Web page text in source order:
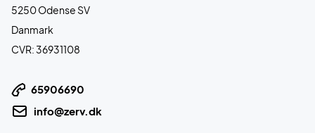
5250 Odense SV
Danmark
CVR: 36931108
65906690
info@zerv.dk